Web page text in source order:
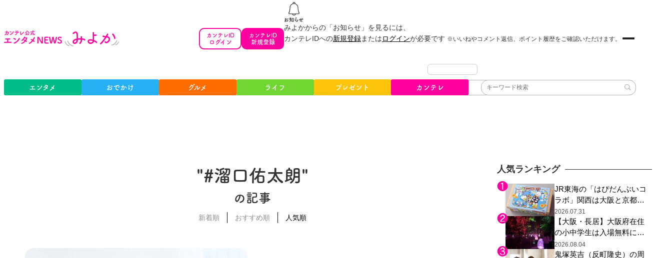
カンテレID
ログイン
カンテレID
新規登録
みよかからの「お知らせ」を見るには、
カンテレIDへの新規登録またはログインが必要です ※いいねやコメント返信、ポイント履歴をご確認いただけます。
エンタメ おでかけ グルメ ライフ プレゼント カンテレ
"#溜口佑太朗"
の記事
新着順 おすすめ順 人気順
人気ランキング
JR東海の「はぴだんぶいコ
ラボ」関西は大阪と京都の
み、日焼けしたポチャッコ
らサンリオキャラが描かれ
た駅弁やグッズが登場
2026.07.31
【大阪・長居】大阪府在住
の小中学生は入場無料に、
チームラボが「夏休みの自
由研究の課題に」と「ボタ
2026.08.04
鬼塚英吉（反町隆史）の周